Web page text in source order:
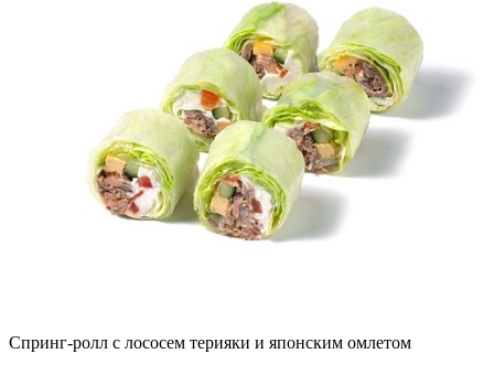
Спринг-ролл с лососем терияки и японским омлетом